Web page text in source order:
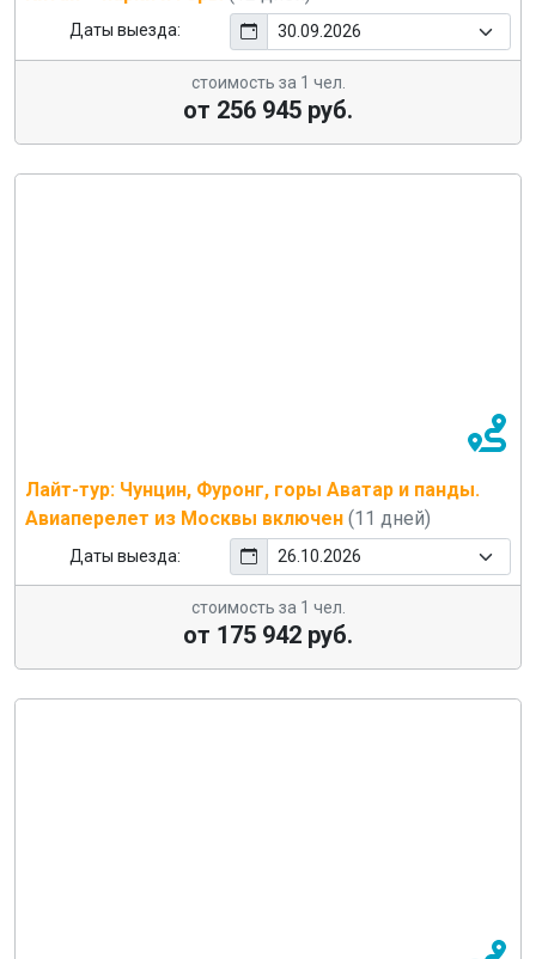
Даты выезда:
стоимость за 1 чел.
от 256 945 руб.
Лайт-тур: Чунцин, Фуронг, горы Аватар и панды.
Авиаперелет из Москвы включен (11 дней)
Даты выезда:
стоимость за 1 чел.
от 175 942 руб.